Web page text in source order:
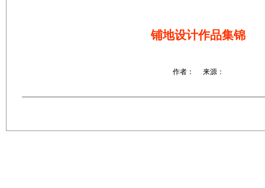
铺地设计作品集锦
作者： 来源：